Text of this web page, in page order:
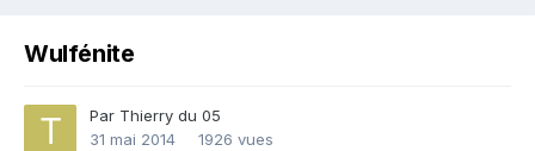
Wulfénite
Par Thierry du 05
31 mai 2014
1926 vues